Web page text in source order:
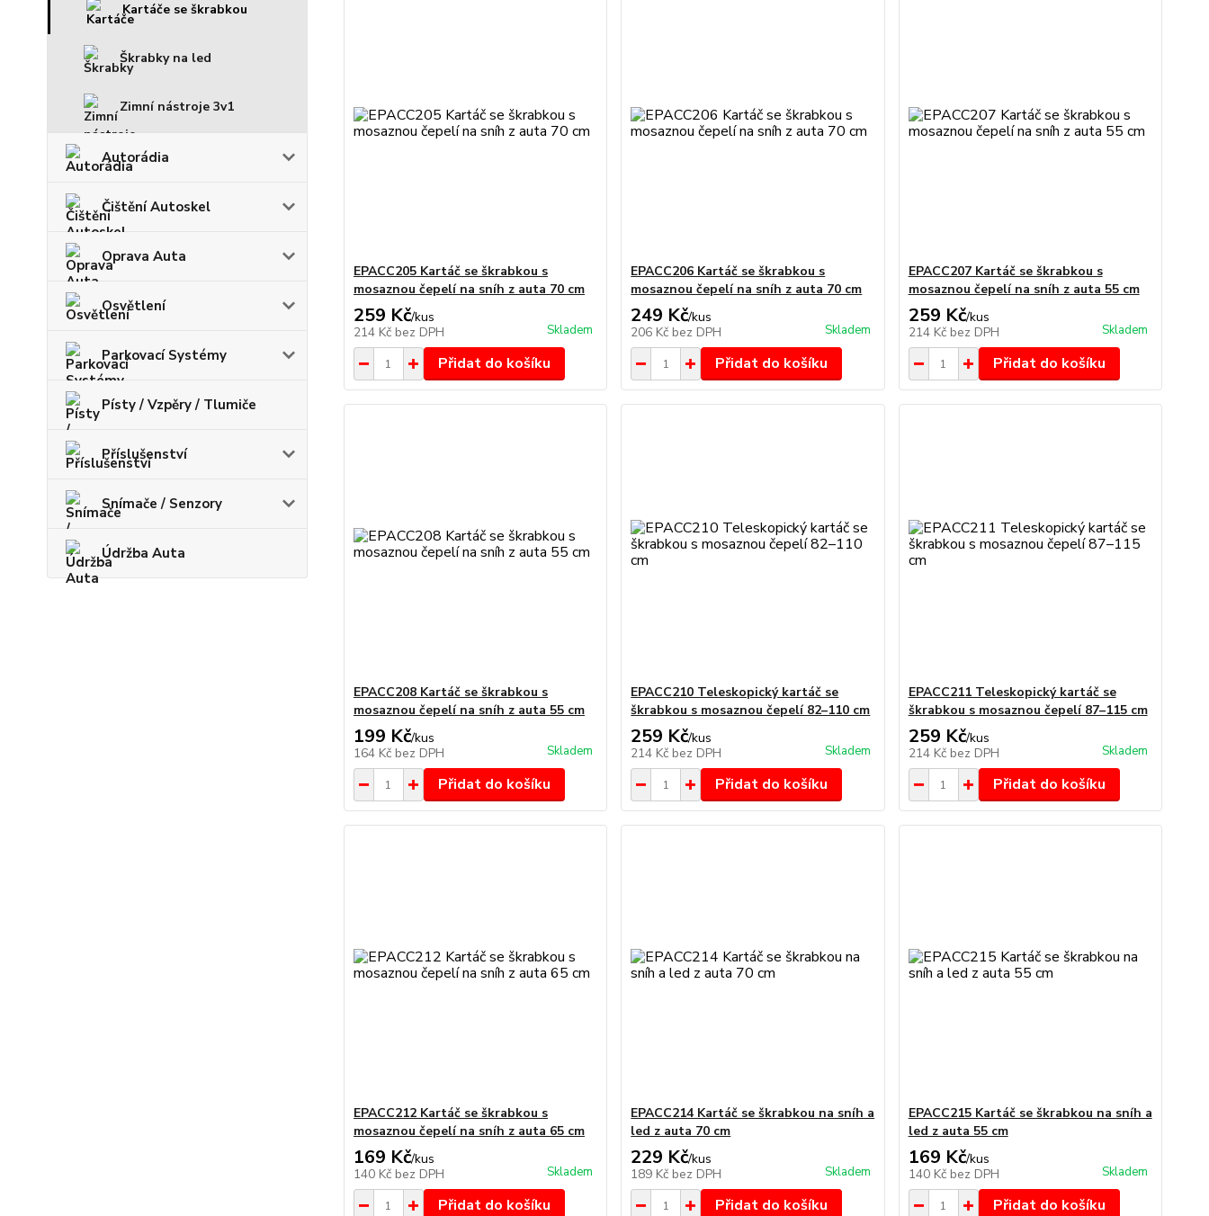
Kartáče se škrabkou
Škrabky na led
Zimní nástroje 3v1
Autorádia
Čištění Autoskel
Oprava Auta
Osvětlení
Parkovací Systémy
Písty / Vzpěry / Tlumiče
Příslušenství
Snímače / Senzory
Údržba Auta
EPACC205 Kartáč se škrabkou s
mosaznou čepelí na sníh z auta 70 cm
259 Kč/kus
214 Kč bez DPH Skladem
Přidat do košíku
EPACC206 Kartáč se škrabkou s
mosaznou čepelí na sníh z auta 70 cm
249 Kč/kus
206 Kč bez DPH Skladem
Přidat do košíku
EPACC207 Kartáč se škrabkou s
mosaznou čepelí na sníh z auta 55 cm
259 Kč/kus
214 Kč bez DPH Skladem
Přidat do košíku
EPACC208 Kartáč se škrabkou s
mosaznou čepelí na sníh z auta 55 cm
199 Kč/kus
164 Kč bez DPH Skladem
Přidat do košíku
EPACC210 Teleskopický kartáč se
škrabkou s mosaznou čepelí 82–110 cm
259 Kč/kus
214 Kč bez DPH Skladem
Přidat do košíku
EPACC211 Teleskopický kartáč se
škrabkou s mosaznou čepelí 87–115 cm
259 Kč/kus
214 Kč bez DPH Skladem
Přidat do košíku
EPACC212 Kartáč se škrabkou s
mosaznou čepelí na sníh z auta 65 cm
169 Kč/kus
140 Kč bez DPH Skladem
Přidat do košíku
EPACC214 Kartáč se škrabkou na sníh a
led z auta 70 cm
229 Kč/kus
189 Kč bez DPH Skladem
Přidat do košíku
EPACC215 Kartáč se škrabkou na sníh a
led z auta 55 cm
169 Kč/kus
140 Kč bez DPH Skladem
Přidat do košíku